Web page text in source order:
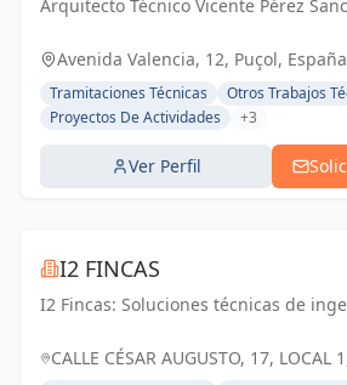
PÉREZ SANCHIS
Arquitecto Técnico Vicente Pérez
transformando ideas en realidad.
Avenida Valencia, 12, Puçol,
Tramitaciones Técnicas
Otros Trabajos
Proyectos De Actividades
+3
Ver Perfil
I2 FINCAS
I2 Fincas: Soluciones técnicas de
excelencia y compromiso
CALLE CÉSAR AUGUSTO, 17, LOCAL